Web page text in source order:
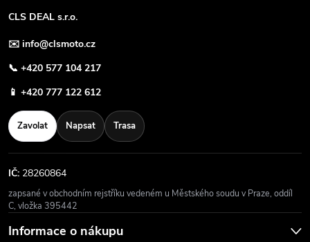
CLS DEAL s.r.o.
✉️ info@clsmoto.cz
📞 +420 577 104 217
📱 +420 777 122 612
Zavolat Napsat Trasa
IČ: 28260864
zapsané v obchodním rejstříku vedeném u Městského soudu v Praze, oddíl
C, vložka 395442
Informace o nákupu